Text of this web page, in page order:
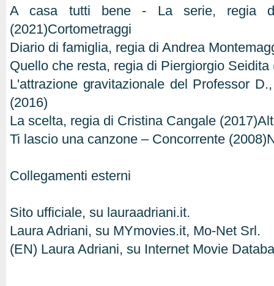
A casa tutti bene - La serie, regia di
(2021)Cortometraggi
Diario di famiglia, regia di Andrea
Quello che resta, regia di Piergiorgio Seidita
L'attrazione gravitazionale del Professor
(2016)
La scelta, regia di Cristina Cangale
Ti lascio una canzone – Concorrente
Collegamenti esterni
Sito ufficiale, su lauraadriani.it.
Laura Adriani, su MYmovies.it, Mo-Net Srl.
(EN) Laura Adriani, su Internet Movie